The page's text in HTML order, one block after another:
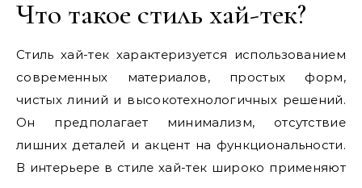
Что такое стиль хай-тек?
Стиль хай-тек характеризуется использованием
современных материалов, простых форм,
чистых линий и высокотехнологичных решений.
Он предполагает минимализм, отсутствие
лишних деталей и акцент на функциональности.
В интерьере в стиле хай-тек широко применяют